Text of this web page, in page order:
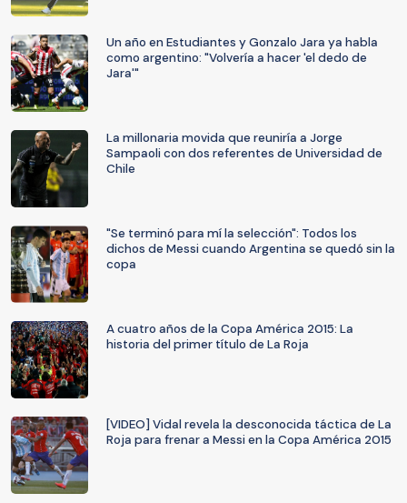
Un año en Estudiantes y Gonzalo Jara ya habla
como argentino: "Volvería a hacer 'el dedo de
Jara'"
La millonaria movida que reuniría a Jorge
Sampaoli con dos referentes de Universidad de
Chile
"Se terminó para mí la selección": Todos los
dichos de Messi cuando Argentina se quedó sin la
copa
A cuatro años de la Copa América 2015: La
historia del primer título de La Roja
[VIDEO] Vidal revela la desconocida táctica de La
Roja para frenar a Messi en la Copa América 2015